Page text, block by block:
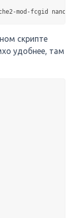
mod-fcgid nano
скрипте
удобнее, там